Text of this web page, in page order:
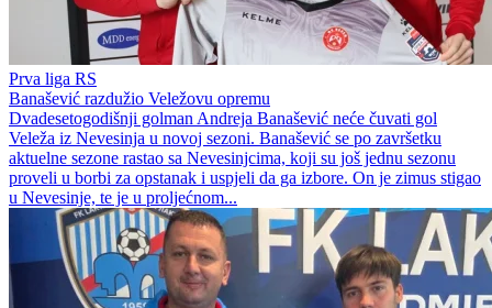
Prva liga RS
Banašević razdužio Veležovu opremu
Dvadesetogodišnji golman Andreja Banašević neće čuvati gol
Veleža iz Nevesinja u novoj sezoni. Banašević se po završetku
aktuelne sezone rastao sa Nevesinjcima, koji su još jednu sezonu
proveli u borbi za opstanak i uspjeli da ga izbore. On je zimus stigao
u Nevesinje, te je u proljećnom...